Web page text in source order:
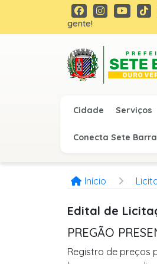
gente!
Cidade Serviços
Conecta Sete
Início
Edital de
PREGÃO
Registro de preços